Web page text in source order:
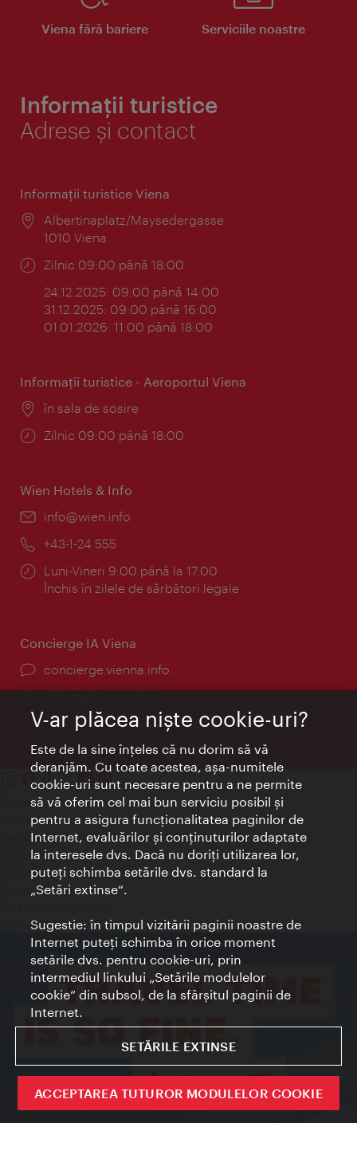
Viena fără bariere Serviciile noastre
Informații turistice
Adrese și contact
Informaţii turistice Viena
Locul:
Albertinaplatz/Maysedergasse
1010 Viena
Program:
Zilnic 09:00 până 18:00
24.12.2025: 09:00 până 14:00
31.12.2025: 09:00 până 16:00
01.01.2026: 11:00 până 18:00
Informaţii turistice - Aeroportul Viena
Locul:
în sala de sosire
Program:
Zilnic 09:00 până 18:00
Wien Hotels & Info
E-
info@wien.info
Telefon:
+43-1-24 555
Program:
Luni-Vineri 9:00 până la 17:00
Închis în zilele de sărbători legale
Concierge IA Viena
concierge.vienna.info
Contact
Credits
Declaraţie privind protecţia datelor
Terms of Use
Accesibilitate
Contact presa
© Copyright Wien Tourismus
V-ar plăcea nişte cookie-uri?
Este de la sine înţeles că nu dorim să vă
deranjăm. Cu toate acestea, aşa-numitele
cookie-uri sunt necesare pentru a ne permite
să vă oferim cel mai bun serviciu posibil şi
pentru a asigura funcţionalitatea paginilor de
Internet, evaluărilor şi conţinuturilor adaptate
la interesele dvs. Dacă nu doriţi utilizarea lor,
puteţi schimba setările dvs. standard la
„Setări extinse“.
Sugestie: în timpul vizitării paginii noastre de
Internet puteţi schimba în orice moment
setările dvs. pentru cookie-uri, prin
intermediul linkului „Setările modulelor
cookie“ din subsol, de la sfârşitul paginii de
Internet.
SETĂRILE EXTINSE
ACCEPTAREA TUTUROR MODULELOR COOKIE